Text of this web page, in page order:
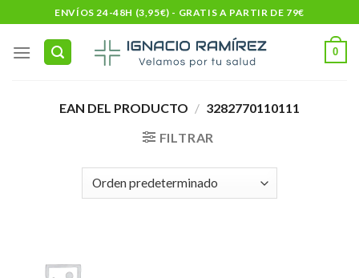
to
content
ENVÍOS 24-48H (3,95€) - GRATIS A PARTIR DE 79€
0
EAN DEL PRODUCTO / 3282770110111
FILTRAR